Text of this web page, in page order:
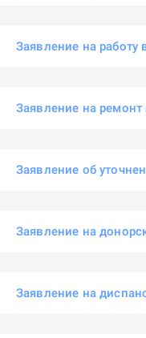
Заявление на работу
Заявление на
Заявление об
Заявление на
Заявление на